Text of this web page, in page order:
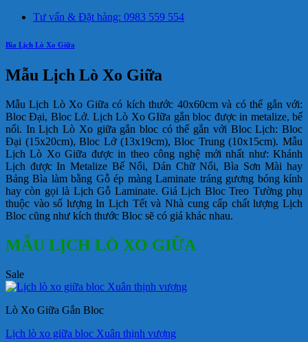
Tư vấn & Đặt hàng: 0983 559 554
Bìa Lịch Lò Xo Giữa
Mẫu Lịch Lò Xo Giữa
Mẫu Lịch Lò Xo Giữa có kích thước 40x60cm và có thể gắn với:
Bloc Đại, Bloc Lở. Lịch Lò Xo GIữa gắn bloc được in metalize, bế
nổi. In Lịch Lò Xo giữa gắn bloc có thể gắn với Bloc Lịch: Bloc
Đại (15x20cm), Bloc Lở (13x19cm), Bloc Trung (10x15cm). Mẫu
Lịch Lò Xo Giữa được in theo công nghệ mới nhất như: Khánh
Lịch được In Metalize Bế Nổi, Dán Chữ Nổi, Bìa Sơn Mài hay
Bảng Bìa làm bằng Gỗ ép màng Laminate tráng gương bóng kính
hay còn gọi là Lịch Gỗ Laminate. Giá Lịch Bloc Treo Tường phụ
thuộc vào số lượng In Lịch Tết và Nhà cung cấp chất lượng Lịch
Bloc cũng như kích thước Bloc sẽ có giá khác nhau.
MẪU LỊCH LÒ XO GIỮA
Sale
Lò Xo Giữa Gắn Bloc
Lịch lò xo giữa bloc Xuân thịnh vượng